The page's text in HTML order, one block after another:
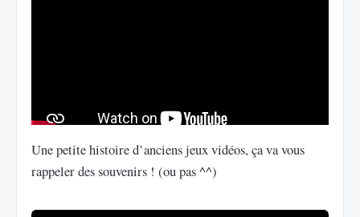
Une petite histoire d’anciens jeux vidéos, ça va vous
rappeler des souvenirs ! (ou pas ^^)